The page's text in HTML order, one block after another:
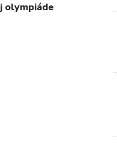
olympiáde